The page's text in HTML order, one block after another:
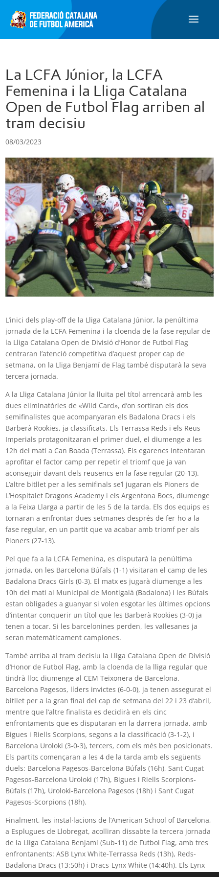
La LCFA Júnior, la LCFA
Femenina i la Lliga Catalana
Open de Futbol Flag arriben al
tram decisiu
08/03/2023
L’inici dels play-off de la Lliga Catalana Júnior, la penúltima
jornada de la LCFA Femenina i la cloenda de la fase regular de
la Lliga Catalana Open de Divisió d’Honor de Futbol Flag
centraran l’atenció competitiva d’aquest proper cap de
setmana, on la Lliga Benjamí de Flag també disputarà la seva
tercera jornada.
A la Lliga Catalana Júnior la lluita pel títol arrencarà amb les
dues eliminatòries de «Wild Card», d’on sortiran els dos
semifinalistes que acompanyaran els Badalona Dracs i els
Barberà Rookies, ja classificats. Els Terrassa Reds i els Reus
Imperials protagonitzaran el primer duel, el diumenge a les
12h del matí a Can Boada (Terrassa). Els egarencs intentaran
aprofitar el factor camp per repetir el triomf que ja van
aconseguir davant dels reusencs en la fase regular (20-13).
L’altre bitllet per a les semifinals se’l jugaran els Pioners de
L’Hospitalet Dragons Academy i els Argentona Bocs, diumenge
a la Feixa Llarga a partir de les 5 de la tarda. Els dos equips es
tornaran a enfrontar dues setmanes després de fer-ho a la
fase regular, en un partit que va acabar amb triomf per als
Pioners (27-13).
Pel que fa a la LCFA Femenina, es disputarà la penúltima
jornada, on les Barcelona Búfals (1-1) visitaran el camp de les
Badalona Dracs Girls (0-3). El matx es jugarà diumenge a les
10h del matí al Municipal de Montigalà (Badalona) i les Búfals
estan obligades a guanyar si volen esgotar les últimes opcions
d’intentar conquerir un títol que les Barberà Rookies (3-0) ja
tenen a tocar. Si les barcelonines perden, les vallesanes ja
seran matemàticament campiones.
També arriba al tram decisiu la Lliga Catalana Open de Divisió
d’Honor de Futbol Flag, amb la cloenda de la lliga regular que
tindrà lloc diumenge al CEM Teixonera de Barcelona.
Barcelona Pagesos, líders invictes (6-0-0), ja tenen assegurat el
bitllet per a la gran final del cap de setmana del 22 i 23 d’abril,
mentre que l’altre finalista es decidirà en els cinc
enfrontaments que es disputaran en la darrera jornada, amb
Bigues i Riells Scorpions, segons a la classificació (3-1-2), i
Barcelona Uroloki (3-0-3), tercers, com els més ben posicionats.
Els partits començaran a les 4 de la tarda amb els següents
duels: Barcelona Pagesos-Barcelona Búfals (16h), Sant Cugat
Pagesos-Barcelona Uroloki (17h), Bigues i Riells Scorpions-
Búfals (17h), Uroloki-Barcelona Pagesos (18h) i Sant Cugat
Pagesos-Scorpions (18h).
Finalment, les instal·lacions de l’American School of Barcelona,
a Esplugues de Llobregat, acolliran dissabte la tercera jornada
de la Lliga Catalana Benjamí (Sub-11) de Futbol Flag, amb tres
enfrontanents: ASB Lynx White-Terrassa Reds (13h), Reds-
Badalona Dracs (13:50h) i Dracs-Lynx White (14:40h). Els Lynx